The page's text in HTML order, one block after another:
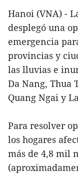
Hanoi (VNA) -
desplegó una
emergencia
provincias y
las lluvias e
Da Nang, Thua
Quang Ngai y
Para resolver
los hogares
más de 4,8 mil